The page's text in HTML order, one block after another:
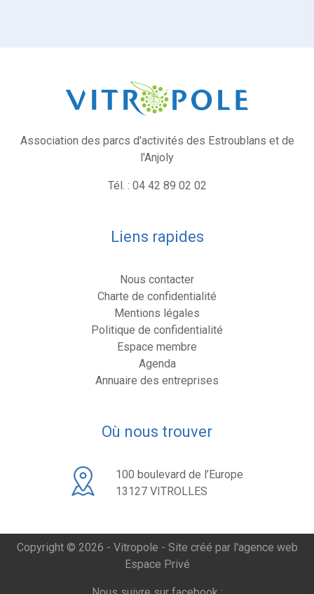
Association des parcs d'activités des Estroublans et de
l'Anjoly
Tél. : 04 42 89 02 02
Liens rapides
Nous contacter
Charte de confidentialité
Mentions légales
Politique de confidentialité
Espace membre
Agenda
Annuaire des entreprises
Où nous trouver
100 boulevard de l’Europe
13127 VITROLLES
Copyright © 2026 - Vitropole - Site créé par l'agence web
Espace Privé